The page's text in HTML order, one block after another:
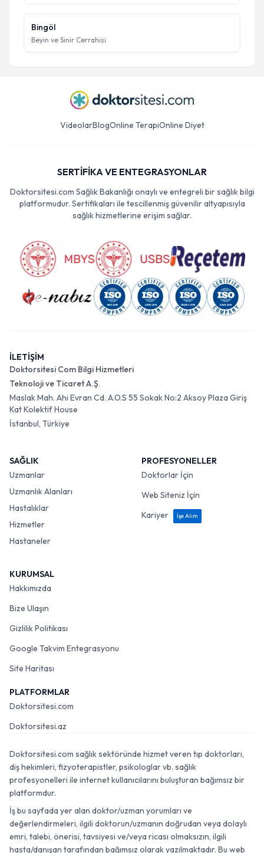
Bingöl
Beyin ve Sinir Cerrahisi
VideolarBlogOnline TerapiOnline Diyet
SERTİFİKA VE ENTEGRASYONLAR
Doktorsitesi.com Sağlık Bakanlığı onaylı ve entegreli bir sağlık bilgi
platformudur. Sertifikaları ile tescillenmiş güvenilir altyapısıyla
sağlık hizmetlerine erişim sağlar.
İLETİŞİM
Doktorsitesi Com Bilgi Hizmetleri
Teknoloji ve Ticaret A.Ş.
Maslak Mah. Ahi Evran Cd. A.O.S 55 Sokak No:2 Aksoy Plaza Giriş
Kat Kolektif House
İstanbul, Türkiye
SAĞLIK
Uzmanlar
Uzmanlık Alanları
Hastalıklar
Hizmetler
Hastaneler
PROFESYONELLER
Doktorlar İçin
Web Siteniz İçin
Kariyer
İşe Alım
KURUMSAL
Hakkımızda
Bize Ulaşın
Gizlilik Politikası
Google Takvim Entegrasyonu
Site Haritası
PLATFORMLAR
Doktorsitesi.com
Doktorsitesi.az
Doktorsitesi.com sağlık sektöründe hizmet veren tıp doktorları,
diş hekimleri, fizyoterapistler, psikologlar vb. sağlık
profesyonelleri ile internet kullanıcılarını buluşturan bağımsız bir
platformdur.
İş bu sayfada yer alan doktor/uzman yorumları ve
değerlendirmeleri, ilgili doktorun/uzmanın doğrudan veya dolaylı
emri, talebi, önerisi, tavsiyesi ve/veya ricası olmaksızın, ilgili
hasta/danışan tarafından bağımsız olarak yazılmaktadır. Bu web